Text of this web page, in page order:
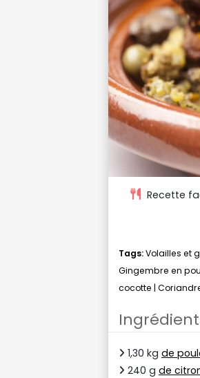
Recette
Tags:Volailles et
Gingembre en
cocotte |
1,30 kg de
240 g de